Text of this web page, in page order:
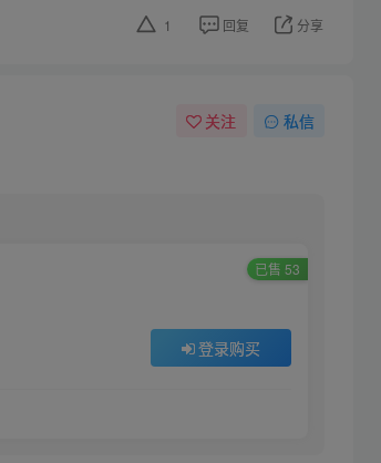
1 回复 分享
关注 私信
已售 53
登录购买